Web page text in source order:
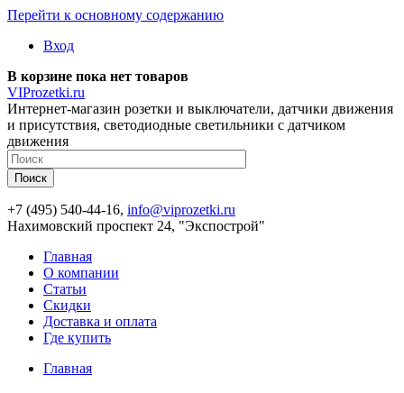
Перейти к основному содержанию
Вход
В корзине пока нет товаров
VIProzetki.ru
Интернет-магазин розетки и выключатели, датчики движения
и присутствия, светодиодные светильники с датчиком
движения
+7 (495) 540-44-16, info@viprozetki.ru
Нахимовский проспект 24, "Экспострой"
Главная
О компании
Статьи
Скидки
Доставка и оплата
Где купить
Главная